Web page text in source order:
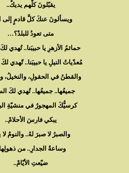
يقبّلونَ كلّهم يديكْ..
ويسألونَ عنكَ كلَّ قادمٍ إلى
متى تعودُ للبلدْ؟…
حمائمُ الأزهرِ يا حبيبَنا.. تُهدي
مُعدّياتُ النيلِ يا حبيبَنا.. تّهدي
والقطنُ في الحقولِ، والنخيلُ،
جميعُها.. جميعُها.. تُهدي لكَ
كرسيُّكَ المهجورُ في منشيّةِ
يبكي فارسَ الأحلامْ..
والصبرُ لا صبرَ لهُ.. والنومُ لا
وساعةُ الجدارِ.. من
ضيّعتِ الأيّامْ..